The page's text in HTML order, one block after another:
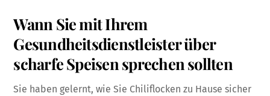
Wann Sie mit Ihrem
Gesundheitsdienstleister über
scharfe Speisen sprechen sollten
Sie haben gelernt, wie Sie Chiliflocken zu Hause sicher